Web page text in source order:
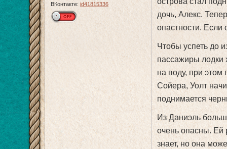
ВКонтакте: id41815336
дочь, Алекс.
опастности. Если
Чтобы успеть до
пассажиры лодки
на воду, при этом
Сойера, Уолт
поднимается
Из Даниэль
очень опасны. Ей
знает, но она